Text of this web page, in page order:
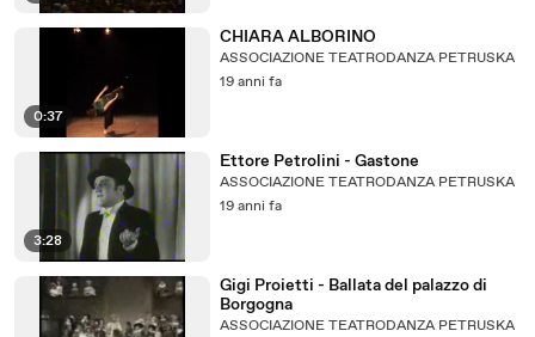
0:37
CHIARA ALBORINO
ASSOCIAZIONE TEATRODANZA PETRUSKA
19 anni fa
3:28
Ettore Petrolini - Gastone
ASSOCIAZIONE TEATRODANZA PETRUSKA
19 anni fa
Gigi Proietti - Ballata del palazzo di
Borgogna
ASSOCIAZIONE TEATRODANZA PETRUSKA